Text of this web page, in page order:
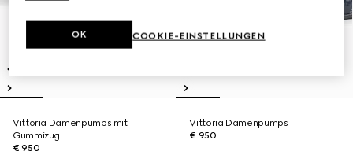
Vittoria Damenpumps mit
Gummizug
€ 950
Vittoria Damenpumps
€ 950
COOKIE-EINSTELLUNGEN
OK